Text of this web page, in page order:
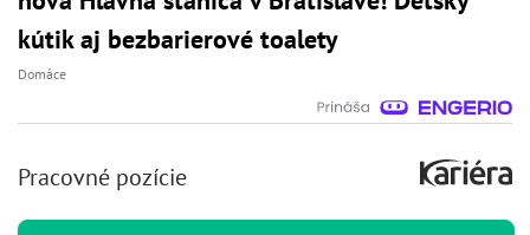
kútik aj bezbarierové toalety
Domáce
Pracovné pozície